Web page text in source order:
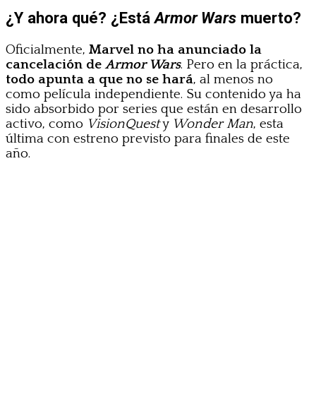
¿Y ahora qué? ¿EstáArmor Wars muerto?
Oficialmente, Marvel no ha anunciado la
cancelación deArmor Wars. Pero en la práctica,
todo apunta a que no se hará, al menos no
como película independiente. Su contenido ya ha
sido absorbido por series que están en desarrollo
activo, como VisionQuesty Wonder Man, esta
última con estreno previsto para finales de este
año.